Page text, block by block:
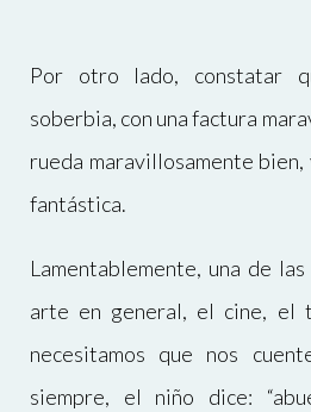
Por otro lado, constatar
soberbia, con una factura
rueda maravillosamente bien,
fantástica.
Lamentablemente, una de
arte en general, el cine, el
necesitamos que nos
siempre, el niño dice: